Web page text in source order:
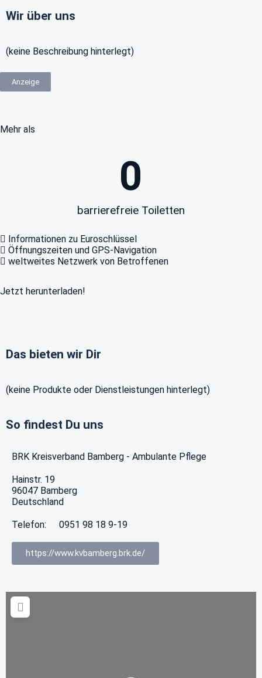
Wir über uns
(keine Beschreibung hinterlegt)
Anzeige
Mehr als
barrierefreie Toiletten
0
Informationen zu Euroschlüssel
Öffnungszeiten und GPS-Navigation
weltweites Netzwerk von Betroffenen
Jetzt herunterladen!
Das bieten wir Dir
(keine Produkte oder Dienstleistungen hinterlegt)
So findest Du uns
BRK Kreisverband Bamberg - Ambulante Pflege
Hainstr. 19
96047 Bamberg
Deutschland
Telefon: 0951 98 18 9-19
https://www.kvbamberg.brk.de/